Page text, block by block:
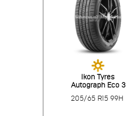
Ikon Tyres
Autograph Eco 3
205/65 R15 99H